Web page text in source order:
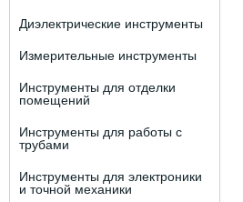
Диэлектрические инструменты
Измерительные инструменты
Инструменты для отделки
помещений
Инструменты для работы с
трубами
Инструменты для электроники
и точной механики